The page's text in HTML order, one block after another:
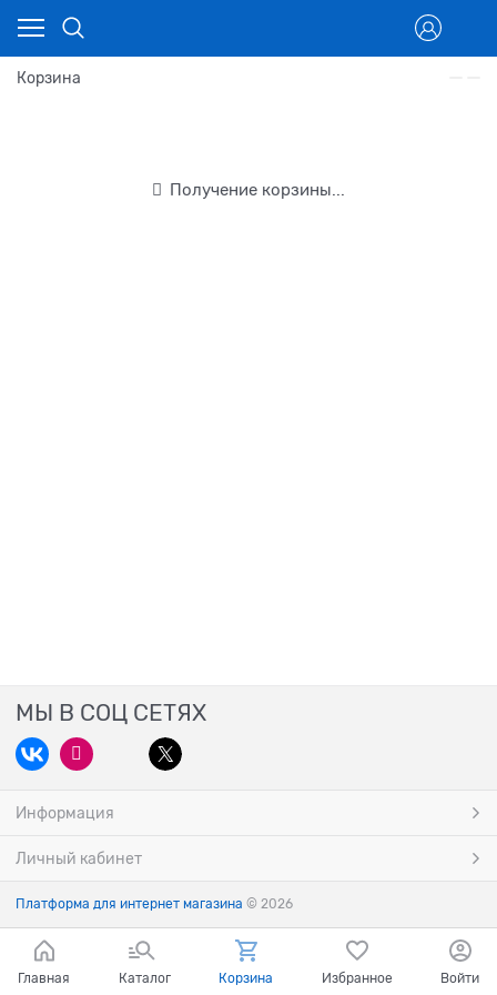
Корзина
Получение корзины...
МЫ В СОЦ СЕТЯХ
Информация
Личный кабинет
Платформа для интернет магазина © 2026
Главная Каталог Корзина Избранное Войти